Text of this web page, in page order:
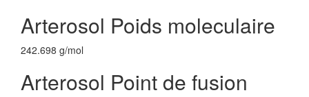
Arterosol Poids moleculaire
242.698 g/mol
Arterosol Point de fusion